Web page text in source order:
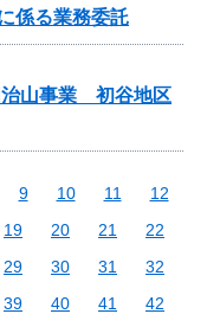
係る業務委託
治山事業 初谷地区
9 10 11
12
19 20 21
22
29 30 31
32
39 40 41
42